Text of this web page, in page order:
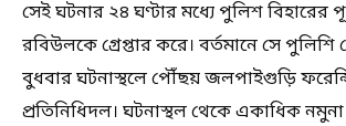
সেই ঘটনার ২৪ ঘণ্টার মধ্যে পুলিশ বিহারের
রবিউলকে গ্রেপ্তার করে। বর্তমানে সে
বুধবার ঘটনাস্থলে পৌঁছয় জলপাইগুড়ি
প্রতিনিধিদল। ঘটনাস্থল থেকে একাধিক